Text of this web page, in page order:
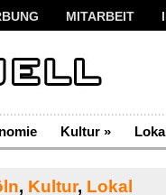
MITARBEIT
Kultur »
, Kultur, Lokal